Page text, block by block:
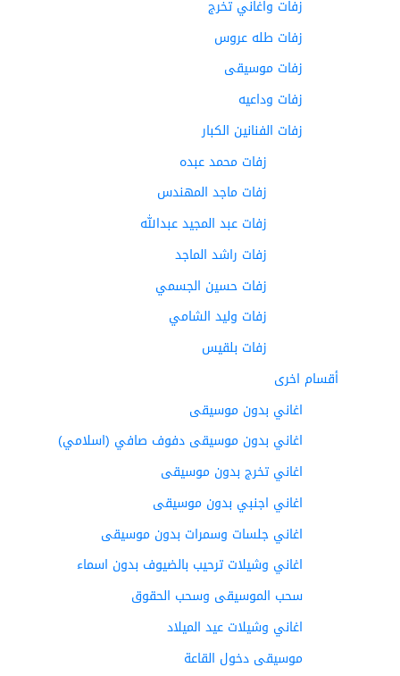
زفات واغاني تخرج
زفات طله عروس
زفات موسيقى
زفات وداعيه
زفات الفنانين الكبار
زفات محمد عبده
زفات ماجد المهندس
زفات عبد المجيد عبدالله
زفات راشد الماجد
زفات حسين الجسمي
زفات وليد الشامي
زفات بلقيس
أقسام اخرى
اغاني بدون موسيقى
اغاني بدون موسيقى دفوف صافي (اسلامي)
اغاني تخرج بدون موسيقى
اغاني اجنبي بدون موسيقى
اغاني جلسات وسمرات بدون موسيقى
اغاني وشيلات ترحيب بالضيوف بدون اسماء
سحب الموسيقى وسحب الحقوق
اغاني وشيلات عيد الميلاد
موسيقى دخول القاعة